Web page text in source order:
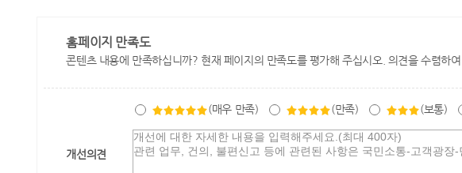
홈페이지 만족도
콘텐츠 내용에 만족하십니까? 현재 페이지의 만족도를 평가해 주십시오. 의견을 수렴하
(매우 만족) (만족) (보통)
개선의견